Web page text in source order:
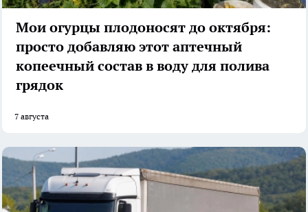
Мои огурцы плодоносят до октября:
просто добавляю этот аптечный
копеечный состав в воду для полива
грядок
7 августа